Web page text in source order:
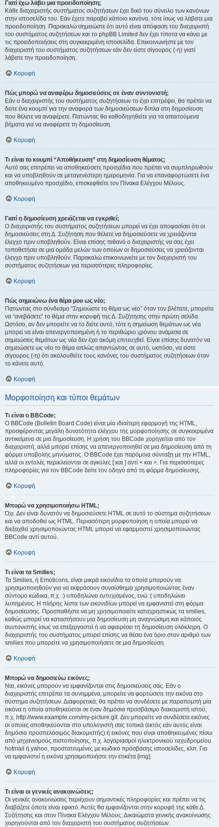
Γιατί έχω λάβει μια προειδοποίηση;
Κάθε διαχειριστής συστήματος συζητήσεων έχει δικό του σύνολο των κανόνων
στην ιστοσελίδα του. Εάν έχετε παραβεί κάποιο κανόνα, τότε ίσως να λάβατε μια
προειδοποίηση. Παρακαλώ σημειώστε ότι αυτό είναι απόφαση του διαχειριστή
του συστήματος συζητήσεων και το phpBB Limited δεν έχει τίποτα να κάνει με
τις προειδοποιήσεις στη συγκεκριμένη ιστοσελίδα. Επικοινωνήστε με τον
διαχειριστή του συστήματος συζητήσεων εάν δεν είστε σίγουρος (-η) γιατί
λάβατε την προειδοποίηση.
Κορυφή
Πώς μπορώ να αναφέρω δημοσιεύσεις σε έναν συντονιστή;
Εάν ο διαχειριστής του συστήματος συζητήσεων το έχει επιτρέψει, θα πρέπει να
δείτε ένα κουμπί για την αναφορά των δημοσιεύσεων δίπλα στη δημοσίευση
που θέλετε να αναφέρετε. Πατώντας θα καθοδηγηθείτε για τα απαιτούμενα
βήματα για να αναφέρετε τη δημοσίευση.
Κορυφή
Τι είναι το κουμπί “Αποθήκευση” στη δημοσίευση θέματος;
Αυτό σας επιτρέπει να αποθηκεύσετε προσχέδια που πρέπει να συμπληρωθούν
και να υποβληθούν σε μεταγενέστερη ημερομηνία. Για να επαναφορτώσετε ένα
αποθηκευμένο προσχέδιο, επισκεφθείτε τον Πίνακα Ελέγχου Μέλους.
Κορυφή
Γιατί η δημοσίευση χρειάζεται να εγκριθεί;
Ο διαχειριστής του συστήματος συζητήσεων μπορεί να έχει αποφασίσει ότι οι
δημοσιεύσεις στη Δ. Συζήτηση που θέλετε να δημοσιεύσετε να χρειάζονται
έλεγχο πριν υποβληθούν. Είναι επίσης πιθανό ο διαχειριστής να σας έχει
τοποθετήσει σε μια ομάδα μελών των οποίων οι δημοσιεύσεις να χρειάζονται
έλεγχο πριν υποβληθούν. Παρακαλώ επικοινωνείτε με τον διαχειριστή του
συστήματος συζητήσεων για περισσότερες πληροφορίες.
Κορυφή
Πώς σημειώνω ένα θέμα μου ως νέο;
Πατώντας στο σύνδεσμο “Σημειώστε το θέμα ως νέο” όταν τον βλέπετε, μπορείτε
να “ανεβάσετε” το θέμα στην κορυφή της Δ. Συζήτησης στην πρώτη σελίδα.
Ωστόσο, αν δεν μπορείτε να το δείτε αυτό, τότε η σημείωση θεμάτων ως νέα
μπορεί να είναι απενεργοποιημένη ή το περιθώριο χρόνου ανάμεσα σε
σημειώσεις θεμάτων ως νέα δεν έχει ακόμη επιτευχθεί. Είναι επίσης δυνατόν να
σημειώσετε ως νέο το θέμα απλώς απαντώντας σε αυτό, ωστόσο, να είστε
σίγουρος (-η) ότι ακολουθείτε τους κανόνες του συστήματος συζητήσεων όταν
το κάνετε αυτό.
Κορυφή
Μορφοποίηση και τύποι θεμάτων
Τι είναι ο BBCode;
Ο BBCode (Bulletin Board Code) είναι μία ιδιαίτερη εφαρμογή της HTML,
προσφέροντας μεγάλη δυνατότητα ελέγχου της μορφοποίησης σε συγκεκριμένα
αντικείμενα σε μια δημοσίευση. Η χρήση του BBCode χορηγείται από τον
διαχειριστή, αλλά μπορεί επίσης να απενεργοποιηθεί σε μια δημοσίευση από τη
φόρμα υποβολής μηνύματος. Ο BBCode έχει παρόμοια σύνταξη με την HTML,
αλλά οι εντολές περικλείονται σε αγκύλες [ και ] αντί < και >. Για περισσότερες
πληροφορίες για τον BBCode δείτε τον οδηγό από τη φόρμα δημοσίευσης.
Κορυφή
Μπορώ να χρησιμοποιήσω HTML;
Όχι. Δεν είναι δυνατόν να δημοσιεύσετε HTML σε αυτό το σύστημα συζητήσεων
και να αποδοθεί ως HTML. Περισσότερη μορφοποίηση η οποία μπορεί να
διεξαχθεί χρησιμοποιώντας HTML μπορεί να εφαρμοστεί χρησιμοποιώντας
BBCode αντί αυτού.
Κορυφή
Τι είναι τα Smilies;
Τα Smilies, ή Emoticons, είναι μικρά εικονίδια τα οποία μπορούν να
χρησιμοποιηθούν για να εκφράσουν συναίσθημα χρησιμοποιώντας έναν
σύντομο κώδικα, π.χ. :) υποδηλώνει ευτυχισμένος, ενώ :( υποδηλώνει
λυπημένος. Η πλήρης λίστα των εικονιδίων μπορεί να εμφανιστεί στη φόρμα
δημοσίευσης. Προσπαθήστε να μη χρησιμοποιείτε καταχρηστικώς τα smilies,
καθώς μπορεί να καταστήσουν μια δημοσίευση μη αναγνώσιμη και κάποιος
συντονιστής ίσως να επεξεργαστεί ή να αφαιρέσει τη δημοσίευση ολόκληρη. Ο
διαχειριστής του συστήματος μπορεί επίσης να θέσει ένα όριο στον αριθμό των
smilies που μπορείτε να χρησιμοποιήσετε σε μια δημοσίευση.
Κορυφή
Μπορώ να δημοσιεύω εικόνες;
Ναι, εικόνες μπορούν να εμφανίζονται στις δημοσιεύσεις σας. Εάν ο
διαχειριστής επιτρέπει τα συνημμένα, μπορείτε να φορτώσετε την εικόνα στο
σύστημα συζητήσεων. Διαφορετικά, θα πρέπει να συνδέσετε με παραπομπή μία
εικόνα η οποία αποθηκεύεται σε έναν δημόσια προσβάσιμο διακομιστή ιστού,
π.χ. http://www.example.com/my-picture.gif. Δεν μπορείτε να συνδέσετε εικόνες
οι οποίες αποθηκεύονται στο υπολογιστή σας τοπικά (εκτός εάν αυτός είναι
δημόσια προσπελάσιμος διακομιστής) ή εικόνες που είναι αποθηκευμένες πίσω
από μηχανισμούς πιστοποίησης, π.χ. λογαριασμοί ηλεκτρονικού ταχυδρομείου
hotmail ή yahoo, προστατευμένες με κωδικό πρόσβασης ιστοσελίδες, κλπ. Για
να εμφανιστεί η εικόνα χρησιμοποιήστε την ετικέτα [img].
Κορυφή
Τι είναι οι γενικές ανακοινώσεις;
Οι γενικές ανακοινώσεις περιέχουν σημαντικές πληροφορίες και πρέπει να τις
διαβάζετε όποτε είναι εφικτό. Αυτές θα εμφανίζονται στην κορυφή της κάθε Δ.
Συζήτησης και στον Πίνακα Ελέγχου Μέλους. Δικαιώματα γενικής ανακοίνωσης
χορηγούνται από τον διαχειριστή του συστήματος συζητήσεων.